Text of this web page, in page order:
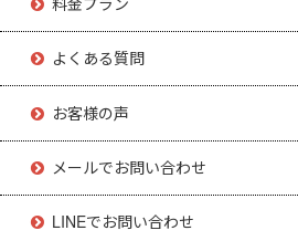
よくある質問
お客様の声
メールでお問い合わせ
LINEでお問い合わせ